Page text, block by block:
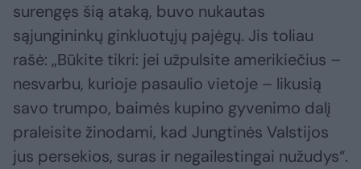
surengęs šią ataką, buvo nukautas
sąjungininkų ginkluotųjų pajėgų. Jis toliau
rašė: „Būkite tikri: jei užpulsite amerikiečius –
nesvarbu, kurioje pasaulio vietoje – likusią
savo trumpo, baimės kupino gyvenimo dalį
praleisite žinodami, kad Jungtinės Valstijos
jus persekios, suras ir negailestingai nužudys“.